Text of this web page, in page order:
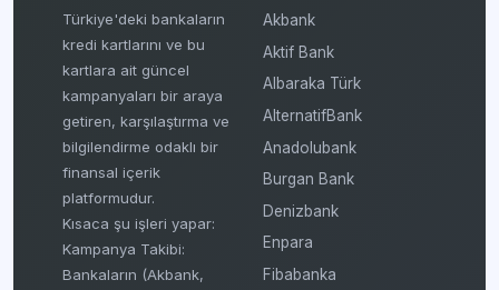
Türkiye'deki bankaların
kredi kartlarını ve bu
kartlara ait güncel
kampanyaları bir araya
getiren, karşılaştırma ve
bilgilendirme odaklı bir
finansal içerik
platformudur.
Kısaca şu işleri yapar:
Kampanya Takibi:
Bankaların (Akbank,
Akbank
Aktif Bank
Albaraka Türk
AlternatifBank
Anadolubank
Burgan Bank
Denizbank
Enpara
Fibabanka